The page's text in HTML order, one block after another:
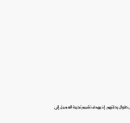
طوال رحلتهم. إذ يهدف تقييم تجربة العميل إلى